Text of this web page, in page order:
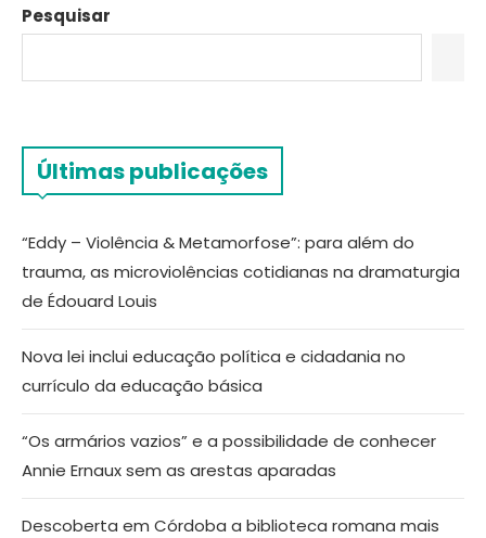
Pesquisar
Últimas publicações
“Eddy – Violência & Metamorfose”: para além do
trauma, as microviolências cotidianas na dramaturgia
de Édouard Louis
Nova lei inclui educação política e cidadania no
currículo da educação básica
“Os armários vazios” e a possibilidade de conhecer
Annie Ernaux sem as arestas aparadas
Descoberta em Córdoba a biblioteca romana mais